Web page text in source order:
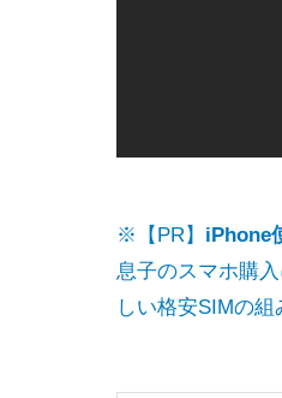
※【PR】 iPhone
息子のスマホ購
しい格安SIMの